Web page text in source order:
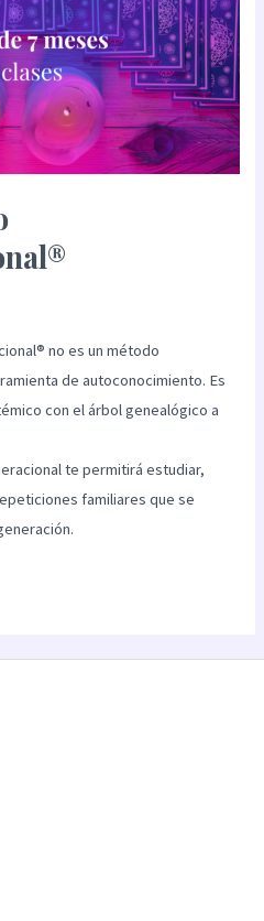
no es un método
de autoconocimiento. Es
con el árbol genealógico a
te permitirá estudiar,
familiares que se